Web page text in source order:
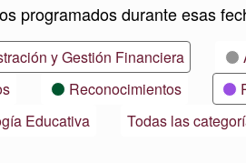
programados durante esas
y Gestión Financiera
Reconocimientos
Educativa
Todas las